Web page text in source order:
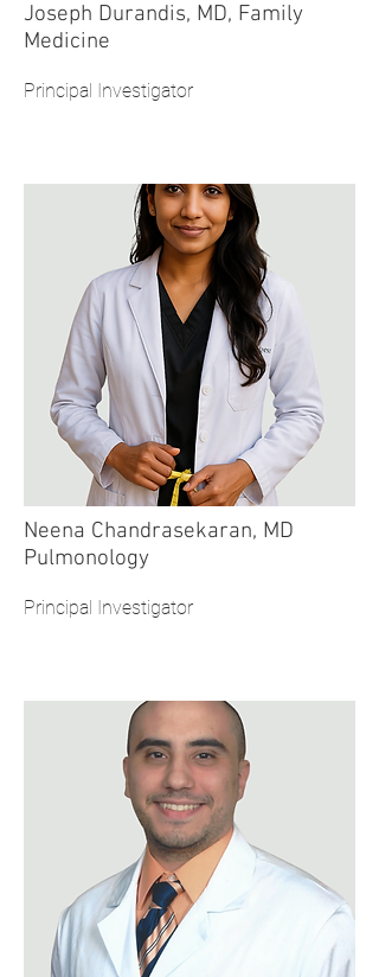
Joseph Durandis, MD, Family
Medicine
Principal Investigator
Neena Chandrasekaran, MD
Pulmonology
Principal Investigator